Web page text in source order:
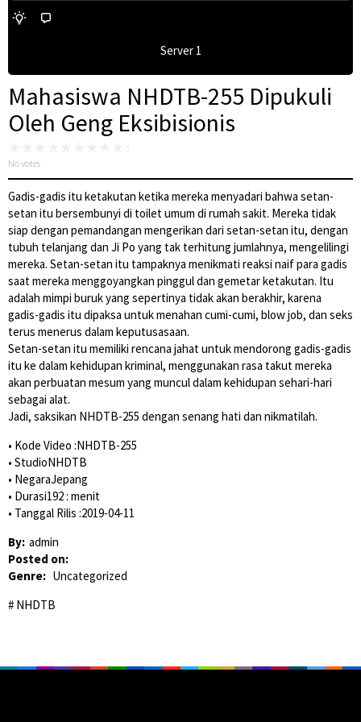
Server 1
Mahasiswa NHDTB-255 Dipukuli
Oleh Geng Eksibisionis
No votes
Gadis-gadis itu ketakutan ketika mereka menyadari bahwa setan-
setan itu bersembunyi di toilet umum di rumah sakit. Mereka tidak
siap dengan pemandangan mengerikan dari setan-setan itu, dengan
tubuh telanjang dan Ji Po yang tak terhitung jumlahnya, mengelilingi
mereka. Setan-setan itu tampaknya menikmati reaksi naif para gadis
saat mereka menggoyangkan pinggul dan gemetar ketakutan. Itu
adalah mimpi buruk yang sepertinya tidak akan berakhir, karena
gadis-gadis itu dipaksa untuk menahan cumi-cumi, blow job, dan seks
terus menerus dalam keputusasaan.
Setan-setan itu memiliki rencana jahat untuk mendorong gadis-gadis
itu ke dalam kehidupan kriminal, menggunakan rasa takut mereka
akan perbuatan mesum yang muncul dalam kehidupan sehari-hari
sebagai alat.
Jadi, saksikan NHDTB-255 dengan senang hati dan nikmatilah.
• Kode Video :NHDTB-255
• StudioNHDTB
• NegaraJepang
• Durasi192 : menit
• Tanggal Rilis :2019-04-11
By: admin
Posted on:
Genre: Uncategorized
NHDTB